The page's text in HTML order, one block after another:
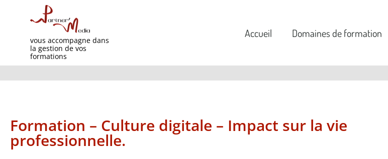
vous accompagne dans
la gestion de vos
formations
Accueil Domaines de formation
Formation – Culture digitale – Impact sur la vie
professionnelle.